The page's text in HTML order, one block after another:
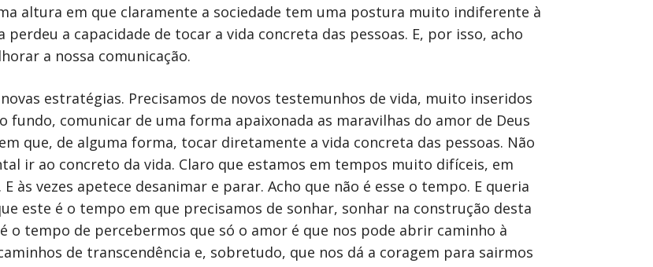
altura em que claramente a sociedade tem uma postura muito indiferente à
perdeu a capacidade de tocar a vida concreta das pessoas. E, por isso, acho
a nossa comunicação.
estratégias. Precisamos de novos testemunhos de vida, muito inseridos
comunicar de uma forma apaixonada as maravilhas do amor de Deus
que, de alguma forma, tocar diretamente a vida concreta das pessoas. Não
ir ao concreto da vida. Claro que estamos em tempos muito difíceis, em
às vezes apetece desanimar e parar. Acho que não é esse o tempo. E queria
este é o tempo em que precisamos de sonhar, sonhar na construção desta
o tempo de percebermos que só o amor é que nos pode abrir caminho à
de transcendência e, sobretudo, que nos dá a coragem para sairmos